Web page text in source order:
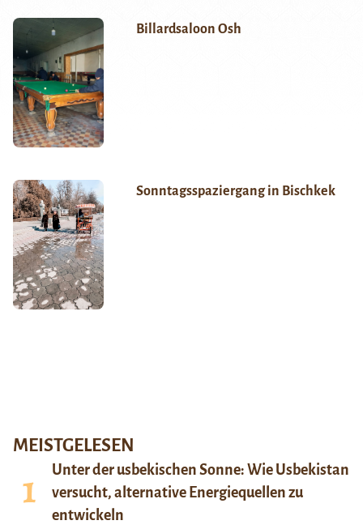
Billardsaloon Osh
Sonntagsspaziergang in Bischkek
MEISTGELESEN
Unter der usbekischen Sonne: Wie Usbekistan
versucht, alternative Energiequellen zu
entwickeln